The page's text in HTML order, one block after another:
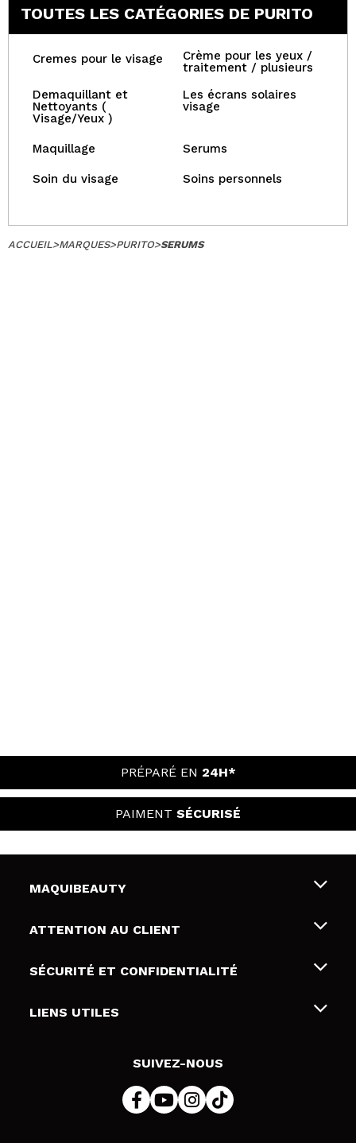
TOUTES LES CATÉGORIES DE PURITO
Cremes pour le visage
Crème pour les yeux /
traitement / plusieurs
Demaquillant et
Nettoyants (
Visage/Yeux )
Les écrans solaires
visage
Maquillage Serums
Soin du visage Soins personnels
ACCUEIL>MARQUES>PURITO>SERUMS
PRÉPARÉ EN 24H*
PAIMENT SÉCURISÉ
MAQUIBEAUTY
Qui sommes nous
Cartes-cadeaux
ATTENTION AU CLIENT
Livraison & retour
Modes de paiement
SÉCURITÉ ET CONFIDENTIALITÉ
Conditions et confidentialité
LIENS UTILES
SUIVEZ-NOUS